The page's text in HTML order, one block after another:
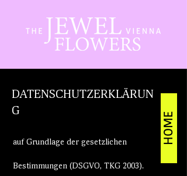
DATENSCHUTZERKLÄRUN
G
HOME
auf Grundlage der gesetzlichen
Bestimmungen (DSGVO, TKG 2003).